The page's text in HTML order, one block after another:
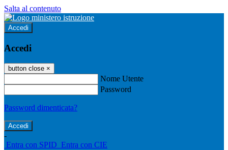
Salta al contenuto
Accedi
Accedi
button close ×
Nome Utente
Password
Password dimenticata?
-
Entra con SPID Entra con CIE